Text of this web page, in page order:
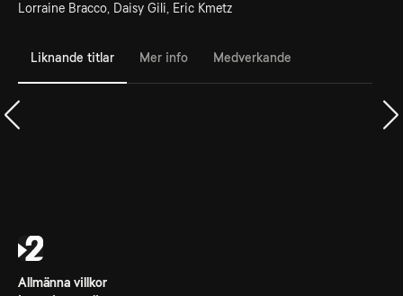
Lorraine Bracco, Daisy Gili, Eric Kmetz
Liknande titlar Mer info Medverkande
Allmänna villkor